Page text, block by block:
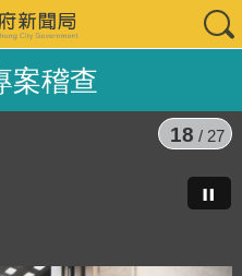
案稽查
18 / 27